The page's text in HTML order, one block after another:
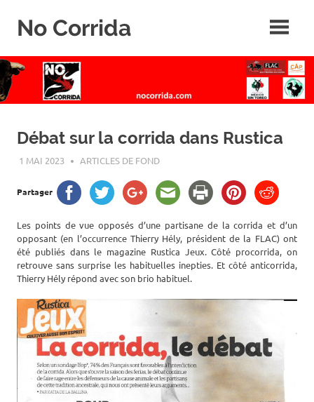
No Corrida
de
la
corrida
Débat sur la corrida dans Rustica
1 MAI 2023 ROGER LAHANA
ARTICLES DE FOND
Partager
Les points de vue opposés d’une partisane de la corrida et d’un
opposant (en l’occurrence Thierry Hély, président de la FLAC) ont
été publiés dans le magazine Rustica Jeux. Côté procorrida, on
retrouve sans surprise les habituelles inepties. Et côté anticorrida,
Thierry Hély répond avec son brio habituel.